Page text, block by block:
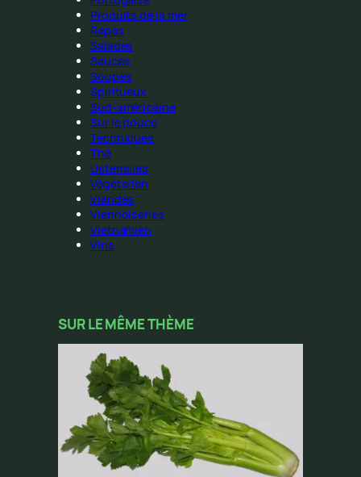
Produits de la mer
Repas
Salades
Sauces
Soupes
Spiritueux
Sud-américaine
Sur le pouce
Techniques
Thé
Ustensiles
Végétarien
Viandes
Viennoiseries
Vietnamien
Vins
SUR LE MÊME THÈME